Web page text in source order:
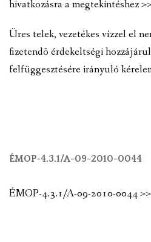
hivatkozásra a megtekintéshez
Üres telek, vezetékes vízzel el
fizetendõ érdekeltségi
felfüggesztésére irányuló
ÉMOP-4.3.1/A-09-2010-0044
ÉMOP-4.3.1/A-09-2010-0044 >>